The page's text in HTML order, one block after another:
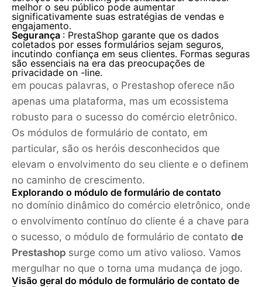
melhor o seu público pode aumentar
significativamente suas estratégias de vendas e
engajamento.
Segurança : PrestaShop garante que os dados
coletados por esses formulários sejam seguros,
incutindo confiança em seus clientes. Formas seguras
são essenciais na era das preocupações de
privacidade on -line.
em poucas palavras, o Prestashop oferece não
apenas uma plataforma, mas um ecossistema
robusto para o sucesso do comércio eletrônico.
Os módulos de formulário de contato, em
particular, são os heróis desconhecidos que
elevam o envolvimento do seu cliente e o definem
no caminho de crescimento.
Explorando o módulo de formulário de contato
no domínio dinâmico do comércio eletrônico, onde
o envolvimento contínuo do cliente é a chave para
o sucesso, o módulo de formulário de contato de
Prestashop surge como um ativo valioso. Vamos
mergulhar no que o torna uma mudança de jogo.
Visão geral do módulo de formulário de contato de